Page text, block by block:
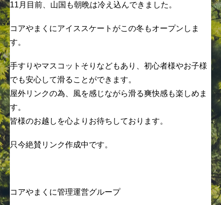
11月目前、山国も朝晩は冷え込んできました。
コアやまくにアイススケートがこの冬もオープンしま
す。
手すりやマスコットそりなどもあり、初心者様やお子様
でも安心して滑ること ができます。
屋外リンクの為、風を感じながら滑る爽快感も楽しめま
す。
皆様のお越しを心よりお待ちしております。
只今絶賛リンク作成中です。
コアやまくに管理運営グループ